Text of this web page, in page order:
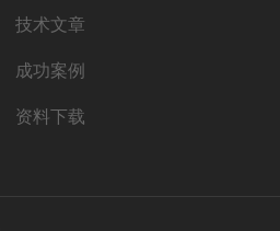
技术文章
成功案例
资料下载